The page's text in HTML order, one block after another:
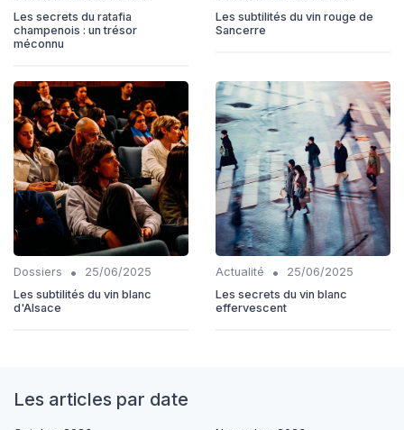
Les secrets du ratafia
champenois : un trésor
méconnu
Les subtilités du vin rouge de
Sancerre
Dossiers •
25/06/2025
Les subtilités du vin blanc
d'Alsace
Actualité •
25/06/2025
Les secrets du vin blanc
effervescent
Les articles par date